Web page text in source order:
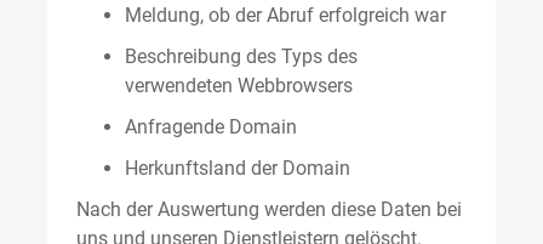
Meldung, ob der Abruf erfolgreich war
Beschreibung des Typs des
verwendeten Webbrowsers
Anfragende Domain
Herkunftsland der Domain
Nach der Auswertung werden diese Daten bei
uns und unseren Dienstleistern gelöscht.